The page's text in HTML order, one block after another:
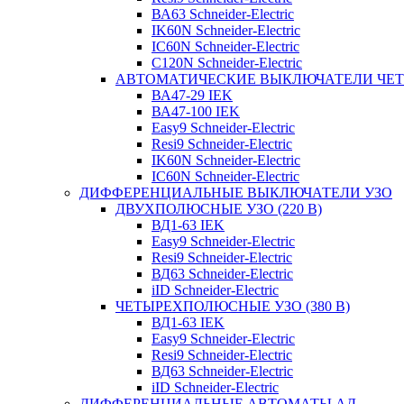
ВА63 Schneider-Electric
IK60N Schneider-Electric
IC60N Schneider-Electric
C120N Schneider-Electric
АВТОМАТИЧЕСКИЕ ВЫКЛЮЧАТЕЛИ
ВА47-29 IEK
ВА47-100 IEK
Easy9 Schneider-Electric
Resi9 Schneider-Electric
IK60N Schneider-Electric
IC60N Schneider-Electric
ДИФФЕРЕНЦИАЛЬНЫЕ ВЫКЛЮЧАТЕЛИ УЗО
ДВУХПОЛЮСНЫЕ УЗО (220 В)
ВД1-63 IEK
Easy9 Schneider-Electric
Resi9 Schneider-Electric
ВД63 Schneider-Electric
iID Schneider-Electric
ЧЕТЫРЕХПОЛЮСНЫЕ УЗО (380 В)
ВД1-63 IEK
Easy9 Schneider-Electric
Resi9 Schneider-Electric
ВД63 Schneider-Electric
iID Schneider-Electric